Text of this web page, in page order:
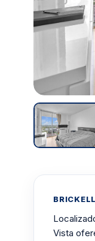
Fonte:
Vista